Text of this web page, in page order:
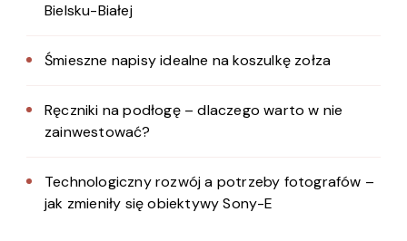
Bielsku-Białej
Śmieszne napisy idealne na koszulkę zołza
Ręczniki na podłogę – dlaczego warto w nie
zainwestować?
Technologiczny rozwój a potrzeby fotografów –
jak zmieniły się obiektywy Sony-E